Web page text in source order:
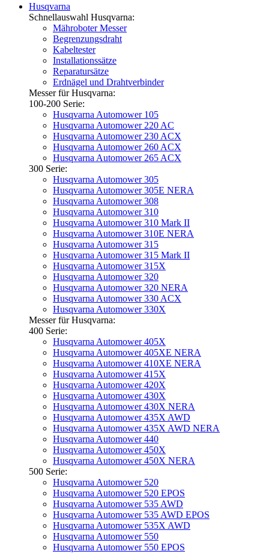
Husqvarna
Schnellauswahl Husqvarna:
Mähroboter Messer
Begrenzungsdraht
Kabeltester
Installationssätze
Reparatursätze
Erdnägel und Drahtverbinder
Messer für Husqvarna:
100-200 Serie:
Husqvarna Automower 105
Husqvarna Automower 220 AC
Husqvarna Automower 230 ACX
Husqvarna Automower 260 ACX
Husqvarna Automower 265 ACX
300 Serie:
Husqvarna Automower 305
Husqvarna Automower 305E NERA
Husqvarna Automower 308
Husqvarna Automower 310
Husqvarna Automower 310 Mark II
Husqvarna Automower 310E NERA
Husqvarna Automower 315
Husqvarna Automower 315 Mark II
Husqvarna Automower 315X
Husqvarna Automower 320
Husqvarna Automower 320 NERA
Husqvarna Automower 330 ACX
Husqvarna Automower 330X
Messer für Husqvarna:
400 Serie:
Husqvarna Automower 405X
Husqvarna Automower 405XE NERA
Husqvarna Automower 410XE NERA
Husqvarna Automower 415X
Husqvarna Automower 420X
Husqvarna Automower 430X
Husqvarna Automower 430X NERA
Husqvarna Automower 435X AWD
Husqvarna Automower 435X AWD NERA
Husqvarna Automower 440
Husqvarna Automower 450X
Husqvarna Automower 450X NERA
500 Serie:
Husqvarna Automower 520
Husqvarna Automower 520 EPOS
Husqvarna Automower 535 AWD
Husqvarna Automower 535 AWD EPOS
Husqvarna Automower 535X AWD
Husqvarna Automower 550
Husqvarna Automower 550 EPOS